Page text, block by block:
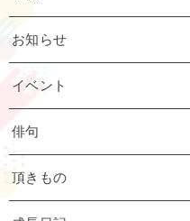
お知らせ
イベント
俳句
頂きもの